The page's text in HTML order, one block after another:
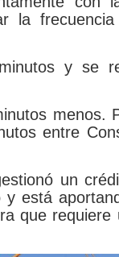
la
y se
menos.
entre
un
y está
que requiere